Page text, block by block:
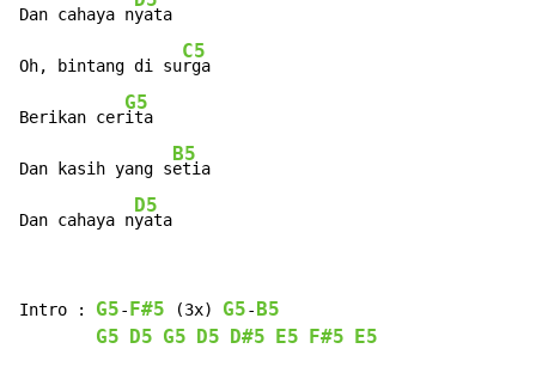
Dan cahaya nyata
Oh, bintang di su
C5
rga
Berikan cer
G5
ita
Dan kasih yang s
B5
etia
Dan cahaya n
D5
yata
Intro : G5- F#5 (3x) G5- B5
G5
D5 G5 D5 D#5 E5 F#5 E5